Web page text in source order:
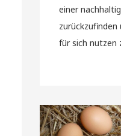
einer
für sich nutzen